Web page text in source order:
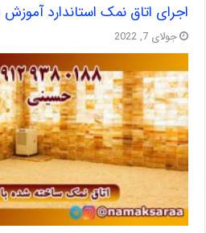
اجرای اتاق نمک استاندارد آموزش از
جولای 7, 2022